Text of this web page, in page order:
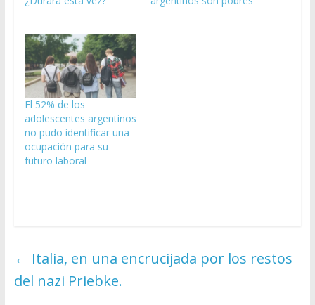
El 52% de los
adolescentes argentinos
no pudo identificar una
ocupación para su
futuro laboral
← Italia, en una encrucijada por los restos
del nazi Priebke.